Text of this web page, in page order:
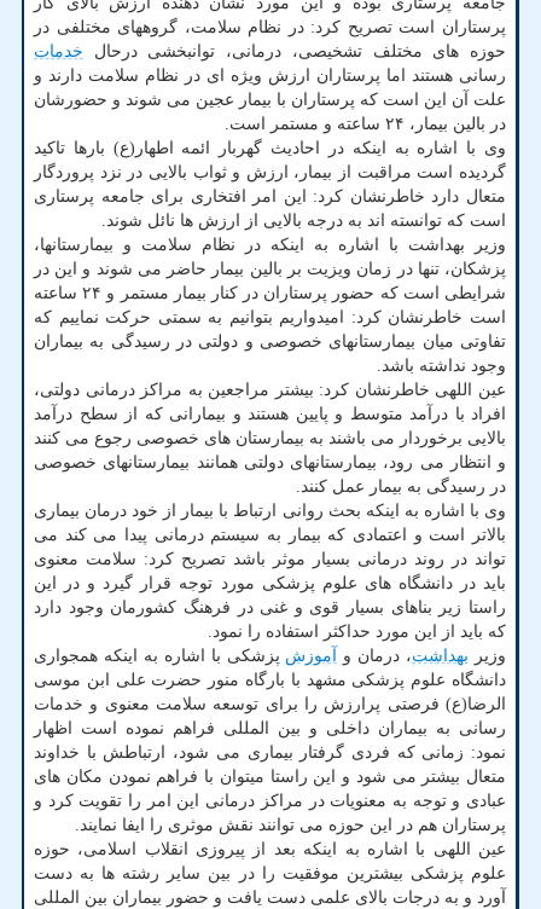
پرستاران است تصریح کرد: در نظام سلامت، گروههای مختلفی در
حوزه های مختلف تشخیصی، درمانی، توانبخشی درحال خدمات
رسانی هستند اما پرستاران ارزش ویژه ای در نظام سلامت دارند و
علت آن این است که پرستاران با بیمار عجین می شوند و حضورشان
در بالین بیمار، ۲۴ ساعته و مستمر است.
وی با اشاره به اینکه در احادیث گهربار ائمه اطهار(ع) بارها تاکید
گردیده است مراقبت از بیمار، ارزش و ثواب بالایی در نزد پروردگار
متعال دارد خاطرنشان کرد: این امر افتخاری برای جامعه پرستاری
است که توانسته اند به درجه بالایی از ارزش ها نائل شوند.
وزیر بهداشت با اشاره به اینکه در نظام سلامت و بیمارستانها،
پزشکان، تنها در زمان ویزیت بر بالین بیمار حاضر می شوند و این در
شرایطی است که حضور پرستاران در کنار بیمار مستمر و ۲۴ ساعته
است خاطرنشان کرد: امیدواریم بتوانیم به سمتی حرکت نماییم که
تفاوتی میان بیمارستانهای خصوصی و دولتی در رسیدگی به بیماران
وجود نداشته باشد.
عین اللهی خاطرنشان کرد: بیشتر مراجعین به مراکز درمانی دولتی،
افراد با درآمد متوسط و پایین هستند و بیمارانی که از سطح درآمد
بالایی برخوردار می باشند به بیمارستان های خصوصی رجوع می کنند
و انتظار می رود، بیمارستانهای دولتی همانند بیمارستانهای خصوصی
در رسیدگی به بیمار عمل کنند.
وی با اشاره به اینکه بحث روانی ارتباط با بیمار از خود درمان بیماری
بالاتر است و اعتمادی که بیمار به سیستم درمانی پیدا می کند می
تواند در روند درمانی بسیار موثر باشد تصریح کرد: سلامت معنوی
باید در دانشگاه های علوم پزشکی مورد توجه قرار گیرد و در این
راستا زیر بناهای بسیار قوی و غنی در فرهنگ کشورمان وجود دارد
که باید از این مورد حداکثر استفاده را نمود.
وزیر بهداشت، درمان و آموزش پزشکی با اشاره به اینکه همجواری
دانشگاه علوم پزشکی مشهد با بارگاه منور حضرت علی ابن موسی
الرضا(ع) فرصتی پرارزش را برای توسعه سلامت معنوی و خدمات
رسانی به بیماران داخلی و بین المللی فراهم نموده است اظهار
نمود: زمانی که فردی گرفتار بیماری می شود، ارتباطش با خداوند
متعال بیشتر می شود و این راستا میتوان با فراهم نمودن مکان های
عبادی و توجه به معنویات در مراکز درمانی این امر را تقویت کرد و
پرستاران هم در این حوزه می توانند نقش موثری را ایفا نمایند.
عین اللهی با اشاره به اینکه بعد از پیروزی انقلاب اسلامی، حوزه
علوم پزشکی بیشترین موفقیت را در بین سایر رشته ها به دست
آورد و به درجات بالای علمی دست یافت و حضور بیماران بین المللی